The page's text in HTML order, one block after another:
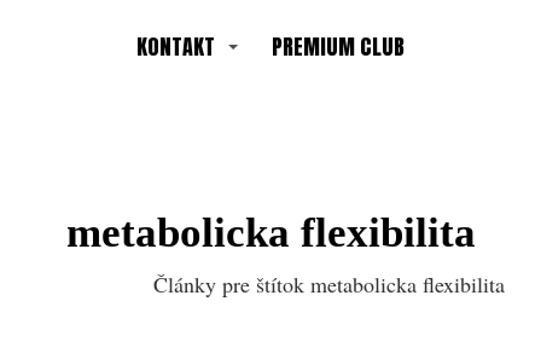
KONTAKT
PREMIUM CLUB
metabolicka flexibilita
Články pre štítok metabolicka flexibilita